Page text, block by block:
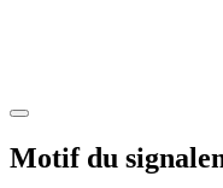
Motif du